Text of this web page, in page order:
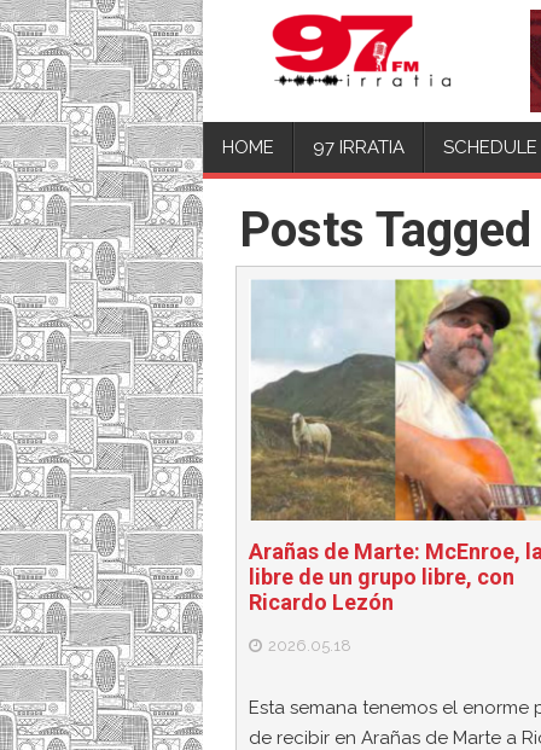
HOME 97 IRRATIA SCHEDULE
Posts
Arañas de Marte: McEnroe,
libre de un grupo libre, con
Ricardo Lezón
2026.05.18
Esta semana tenemos el enorme
de recibir en Arañas de Marte a